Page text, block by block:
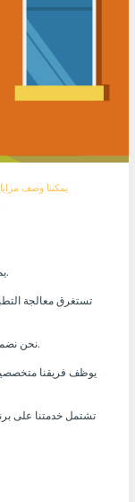
يمكننا وصف
يمكنك إجراء عمليات التبادل على أي جهاز وفي أي مكان.
نحن نضمن استلام الأموال ، وفقًا لقواعد الصرف الخاصة بخدمتنا.
يوظف فريقنا
تشتمل خدمتنا على